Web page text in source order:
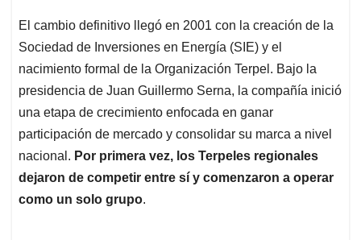
El cambio definitivo llegó en 2001 con la creación de la
Sociedad de Inversiones en Energía (SIE) y el
nacimiento formal de la Organización Terpel. Bajo la
presidencia de Juan Guillermo Serna, la compañía inició
una etapa de crecimiento enfocada en ganar
participación de mercado y consolidar su marca a nivel
nacional. Por primera vez, los Terpeles regionales
dejaron de competir entre sí y comenzaron a operar
como un solo grupo.